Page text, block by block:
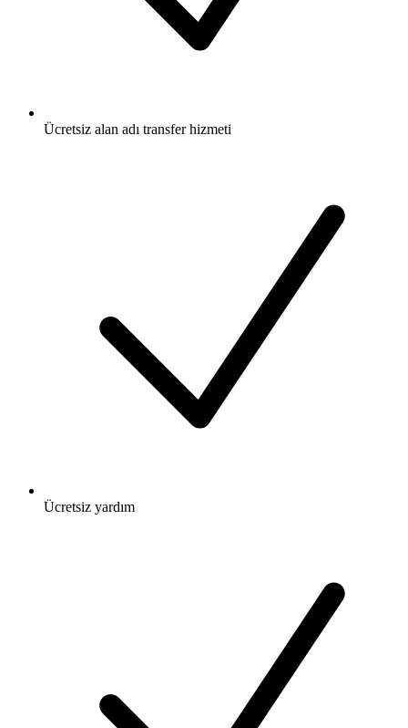
Ücretsiz alan adı transfer hizmeti
Ücretsiz yardım